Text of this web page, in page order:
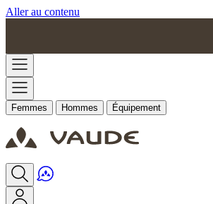
Aller au contenu
Femmes Hommes Équipement